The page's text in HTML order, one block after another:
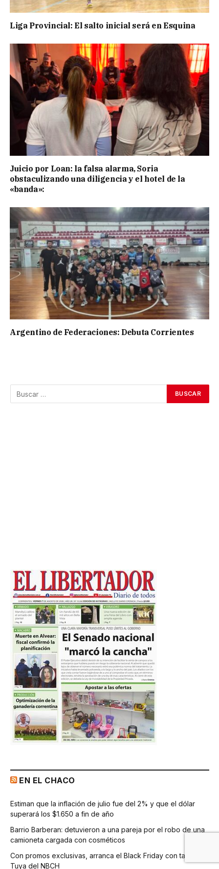
Liga Provincial: El salto inicial será en Esquina
Juicio por Loan: la falsa alarma, Soria
obstaculizando una diligencia y el hotel de la
«banda»:
Argentino de Federaciones: Debuta Corrientes
EN EL CHACO
Estiman que la inflación de julio fue del 2% y que el dólar
superará los $1.650 a fin de año
Barrio Barberan: detuvieron a una pareja por el robo de una
camioneta cargada con cosméticos
Con promos exclusivas, arranca el Black Friday con tarjeta
Tuya del NBCH